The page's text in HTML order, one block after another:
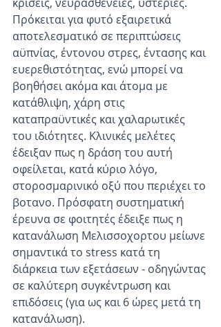
Πρόκειται για φυτό εξαιρετικά
αποτελεσματικό σε περιπτώσεις
αϋπνίας, έντονου στρες, έντασης και
ευερεθιστότητας, ενώ μπορεί να
βοηθήσει ακόμα και άτομα με
κατάθλιψη, χάρη στις
καταπραϋντικές και χαλαρωτικές
του ιδιότητες. Κλινικές μελέτες
έδειξαν πως η δράση του αυτή
οφείλεται, κατά κύριο λόγο,
στοροσμαρινικό οξύ που περιέχει το
βοτανο. Πρόσφατη συστηματική
έρευνα σε φοιτητές έδειξε πως η
κατανάλωση Μελισσοχορτου μείωνε
σημαντικά το stress κατά τη
διάρκεια των εξετάσεων - οδηγώντας
σε καλύτερη συγκέντρωση και
επιδόσεις (για ως και 6 ώρες μετά τη
κατανάλωση).